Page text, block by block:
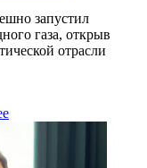
запустил
газа, открыв
отрасли